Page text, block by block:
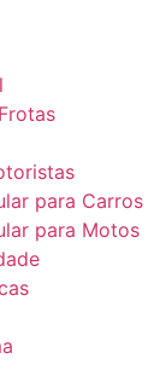
para Carros
para Motos